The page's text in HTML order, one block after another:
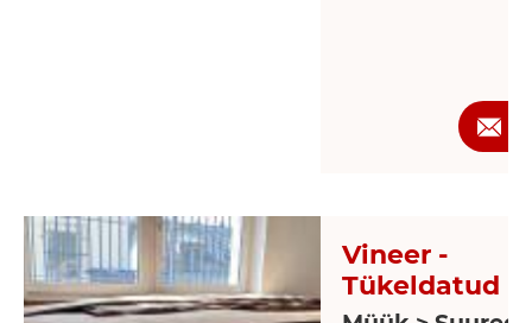
Vineer -
Tükeldatud